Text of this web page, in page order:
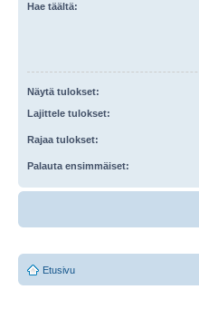
Hae täältä:
Näytä tulokset:
Lajittele tulokset:
Rajaa tulokset:
Palauta ensimmäiset:
Etusivu